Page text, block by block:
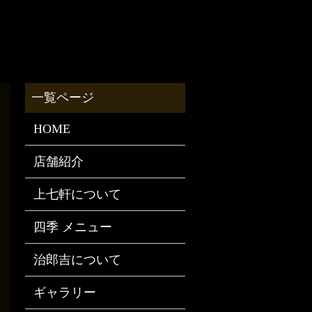
HOME
店舗紹介
上七軒について
四季 メニュー
治郎吉について
ギャラリー